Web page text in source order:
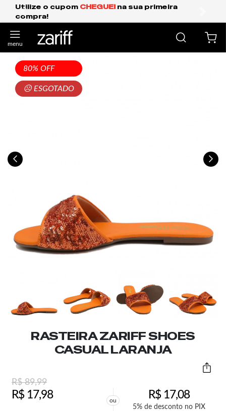
na sua primeira Frete Grátis
anterior
80% OFF
☹ ESGOTADO
RASTEIRA ZARIFF SHOES
CASUAL LARANJA
R$89,99
R$17,98 ou R$17,08
5% de desconto no PIX